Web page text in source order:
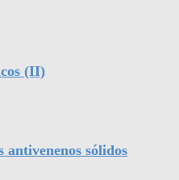
(II)
antivenenos sólidos